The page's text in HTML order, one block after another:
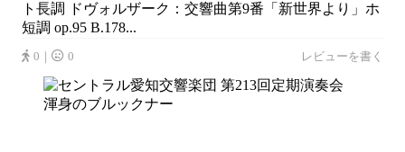
ト長調 ドヴォルザーク：交響曲第9番「新世界より」ホ
短調 op.95 B.178...
0｜ 0 レビューを書く